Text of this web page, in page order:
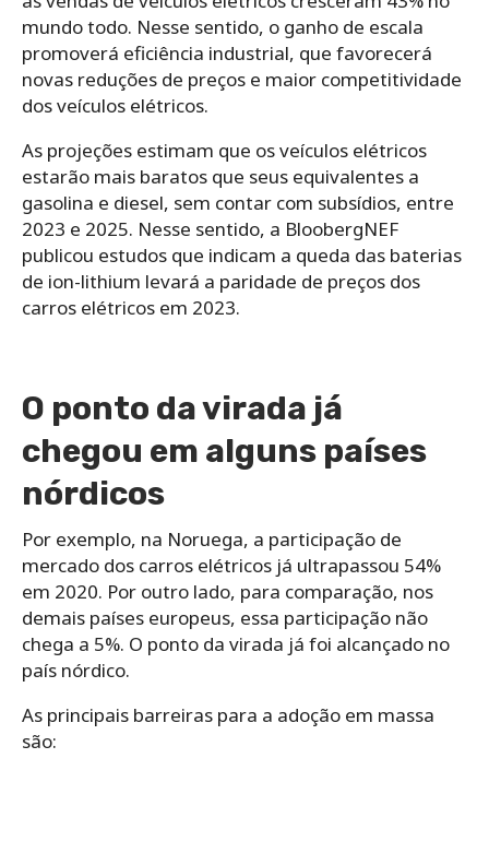
mundo todo. Nesse sentido, o ganho de escala
promoverá eficiência industrial, que favorecerá
novas reduções de preços e maior competitividade
dos veículos elétricos.
As projeções estimam que os veículos elétricos
estarão mais baratos que seus equivalentes a
gasolina e diesel, sem contar com subsídios, entre
2023 e 2025. Nesse sentido, a BloobergNEF
publicou estudos que indicam a queda das baterias
de ion-lithium levará a paridade de preços dos
carros elétricos em 2023.
O ponto da virada já
chegou em alguns países
nórdicos
Por exemplo, na Noruega, a participação de
mercado dos carros elétricos já ultrapassou 54%
em 2020. Por outro lado, para comparação, nos
demais países europeus, essa participação não
chega a 5%. O ponto da virada já foi alcançado no
país nórdico.
As principais barreiras para a adoção em massa
são: